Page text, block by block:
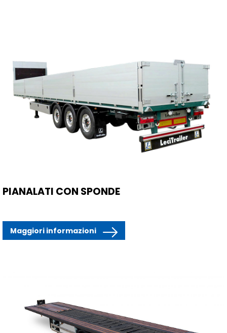
PIANALATI CON SPONDE
Maggiori informazioni